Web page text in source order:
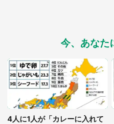
今、あなた
4人に1人が「カレーに入れて